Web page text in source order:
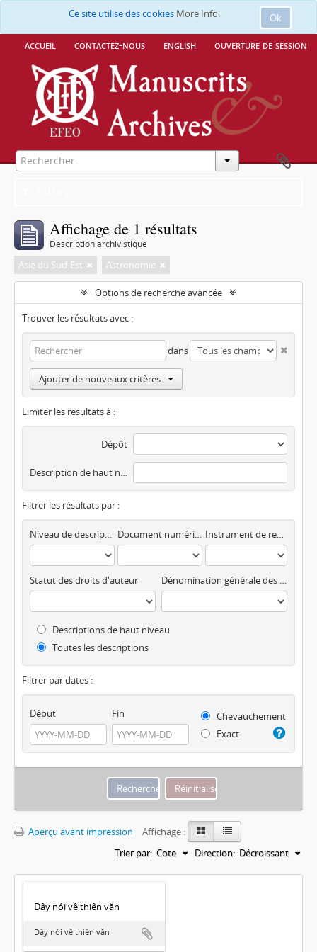
Ok
Ce site utilise des cookies More Info.
accueil contactez-nous english ouverture de session
Affichage de 1 résultats
Description archivistique
Asie du Sud-Est Astronomie
Options de recherche avancée
Trouver les résultats avec :
dans
Ajouter de nouveaux critères
Limiter les résultats à :
Dépôt
Description de haut niveau
Filtrer les résultats par :
Niveau de description Document numérisé disponible Instrument de recherche
Statut des droits d'auteur Dénomination générale des documents
Descriptions de haut niveau
Toutes les descriptions
Filtrer par dates :
Début Fin
Chevauchement
Exact
Aperçu avant impression
Affichage :
Trier par: Cote Direction: Décroissant
Dây nói về thiên văn
Dây nói về thiên văn